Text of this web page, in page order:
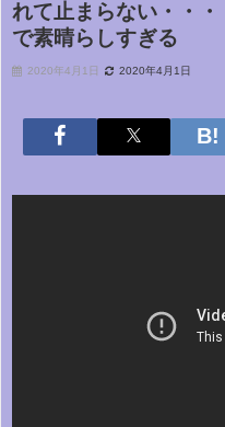
れて止まらない・・
で素晴らしすぎる
2020年4月1日 2020年4月1日